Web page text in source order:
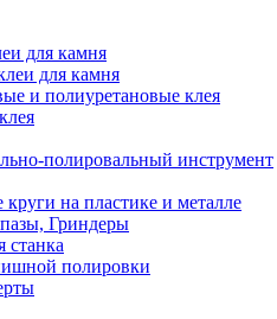
для камня
для камня
и полиуретановые клея
полировальный инструмент
на пластике и металле
Гриндеры
полировки